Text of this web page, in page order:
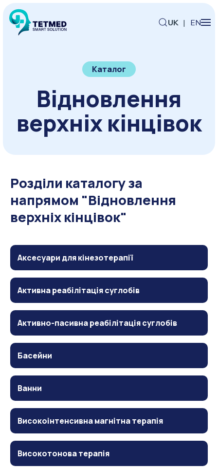
UK | EN
Каталог
Відновлення
верхніх кінцівок
Розділи каталогу за
напрямом "Відновлення
верхніх кінцівок"
Аксесуари для кінезотерапії
Активна реабілітація суглобів
Активно-пасивна реабілітація суглобів
Басейни
Ванни
Високоінтенсивна магнітна терапія
Високотонова терапія